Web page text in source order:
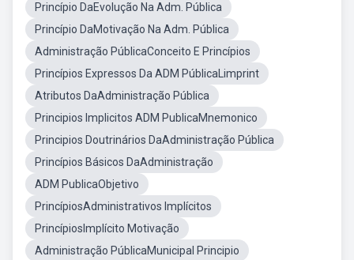
Princípio DaEvolução Na Adm. Pública
Princípio DaMotivação Na Adm. Pública
Administração PúblicaConceito E Princípios
Princípios Expressos Da ADM PúblicaLimprint
Atributos DaAdministração Pública
Principios Implicitos ADM PublicaMnemonico
Principios Doutrinários DaAdministração Pública
Princípios Básicos DaAdministração
ADM PublicaObjetivo
PrincípiosAdministrativos Implícitos
PrincípiosImplícito Motivação
Administração PúblicaMunicipal Principio